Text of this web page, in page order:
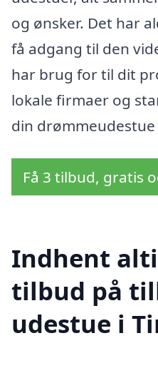
og ønsker. Det har
få adgang til den
har brug for til dit
lokale firmaer og
din drømmeudestue
Få 3 tilbud, gratis
Indhent
tilbud på
udestue i